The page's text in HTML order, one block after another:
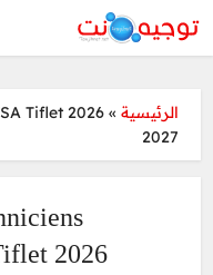
الرئيسية »
Tiflet 2026
2027
2026